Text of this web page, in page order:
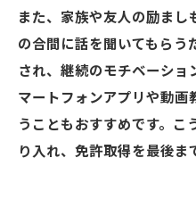
また、家族や友人の励まし
の合間に話を聞いてもらう
され、継続のモチベーショ
マートフォンアプリや動画
うこともおすすめです。こ
り入れ、免許取得を最後ま